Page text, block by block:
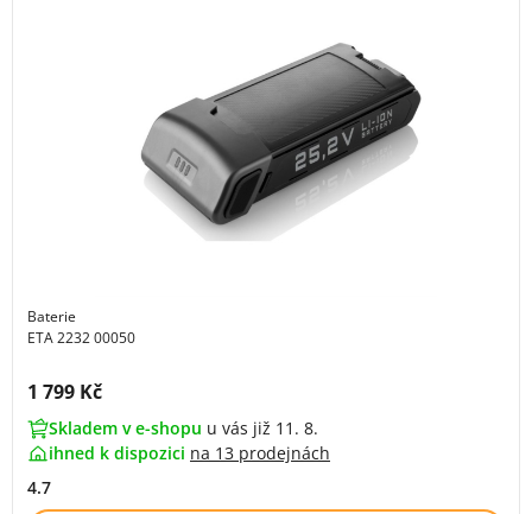
Baterie
ETA 2232 00050
Cena s DPH:
1 799 Kč
Skladem v e-shopu u vás již 11. 8.
ihned k dispozici na 13 prodejnách
4.7